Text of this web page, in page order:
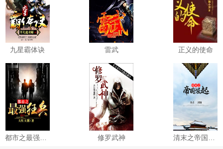
九星霸体诀 雷武 正义的使命
修罗武神